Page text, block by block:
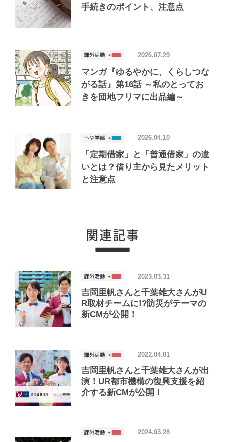
手続きのポイント、注意点
マンガ『ゆるやかに、くらしつな
がる話』第16話 ～私のとってお
きを団地フリマに出品編～
2026.07.29
「定期借家」と「普通借家」の違
いとは？借り主から見たメリット
と注意点
2026.04.10
吉岡里帆さんと千葉雄大さんがU
R取材チームに!?防災がテーマの
新CMが公開！
2023.03.31
吉岡里帆さんと千葉雄大さんが出
演！UR都市機構の復興支援を紹
介する新CMが公開！
2022.04.01
2024.03.28